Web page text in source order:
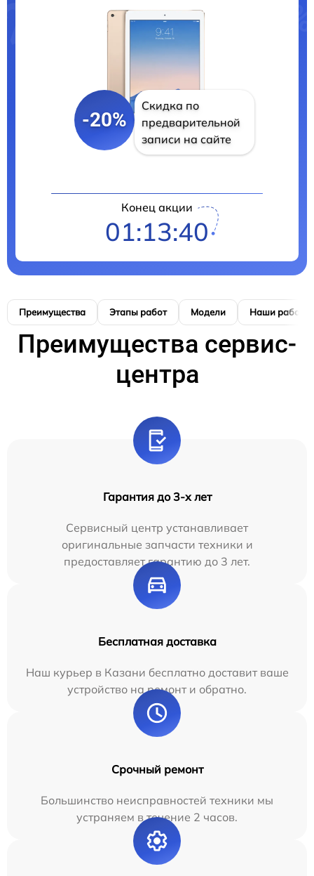
-20%
Скидка по
предварительной
записи на сайте
Конец акции
01:13:39
Преимущества Этапы работ Модели Наши работы
Преимущества сервис-
центра
Гарантия до 3-х лет
Сервисный центр устанавливает
оригинальные запчасти техники и
предоставляет гарантию до 3 лет.
Бесплатная доставка
Наш курьер в Казани бесплатно доставит ваше
устройство на ремонт и обратно.
Срочный ремонт
Большинство неисправностей техники мы
устраняем в течение 2 часов.